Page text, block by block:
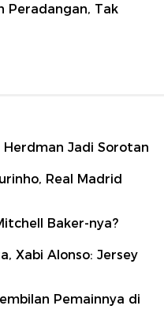
Peradangan, Tak
Jadi Sorotan
Real Madrid
Baker-nya?
Xabi Alonso: Jersey
Pemainnya di